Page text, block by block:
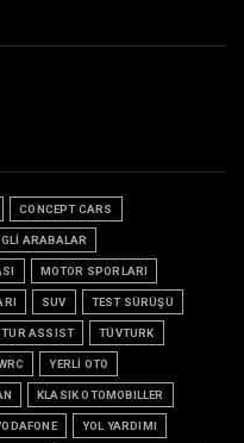
CONCEPT CARS
ARABALAR
MOTOR SPORLARI
SUV TEST SÜRÜŞÜ
TUR ASSIST TÜVTURK
YERLİ OTO
KLASIK OTOMOBILLER
YOL YARDIMI